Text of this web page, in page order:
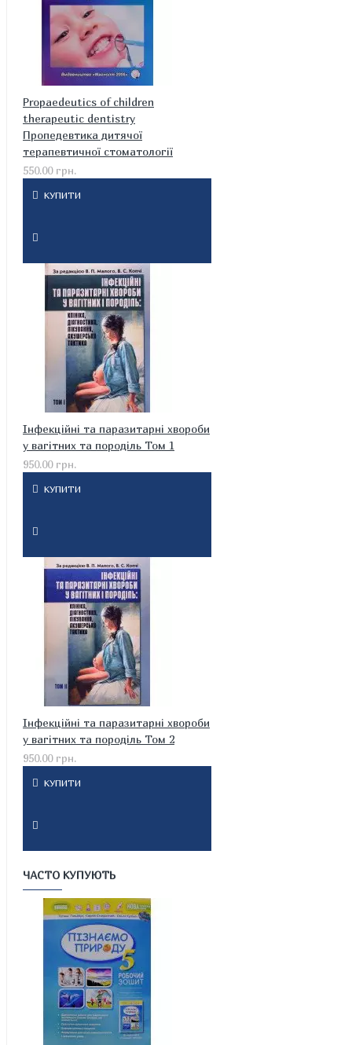
Propaedeutics of children
therapeutic dentistry
Пропедевтика дитячої
терапевтичної стоматології
550.00 грн.
КУПИТИ
Інфекційні та паразитарні хвороби
у вагітних та породіль Том 1
950.00 грн.
КУПИТИ
Інфекційні та паразитарні хвороби
у вагітних та породіль Том 2
950.00 грн.
КУПИТИ
ЧАСТО КУПУЮТЬ